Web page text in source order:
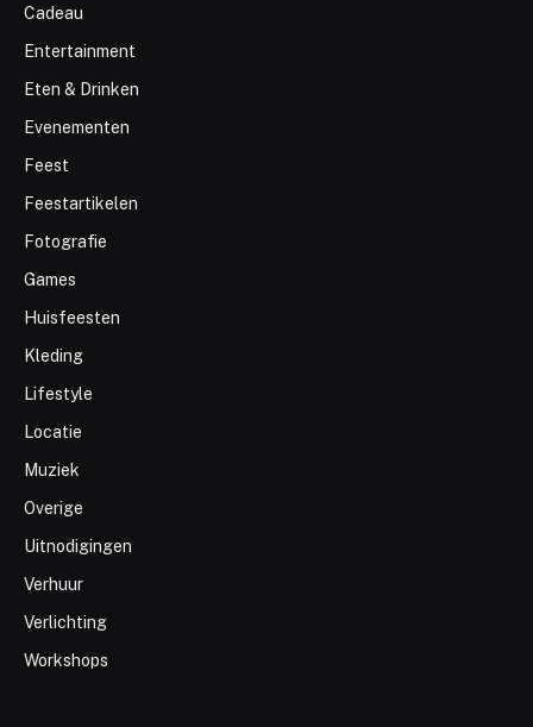
Cadeau
Entertainment
Eten & Drinken
Evenementen
Feest
Feestartikelen
Fotografie
Games
Huisfeesten
Kleding
Lifestyle
Locatie
Muziek
Overige
Uitnodigingen
Verhuur
Verlichting
Workshops